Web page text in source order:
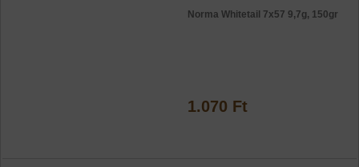
Norma Whitetail 7x57 9,7g, 150gr
1.070 Ft